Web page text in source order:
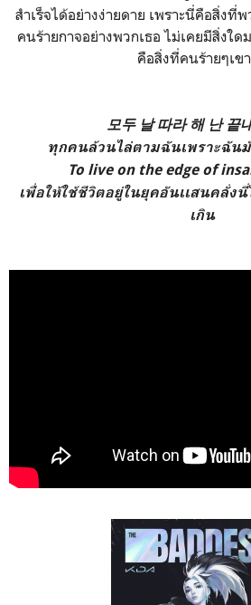
สำเร็จได้อย่างง่ายดาย เพราะนี่คือสิ่งที่พ
คนร้ายกาจอย่างพวกเธอ ไม่เคยมีสิ่งใด
คือสิ่งที่คนร้ายๆเข
모두 날 따라 해 난 끝
ทุกคนล้วนไล่ตามฉันเพราะฉัน
To live on the edge of
เพื่อให้ใช้ชีวิตอยู่ในยุคอันเเสนคลั่ง
เกิน